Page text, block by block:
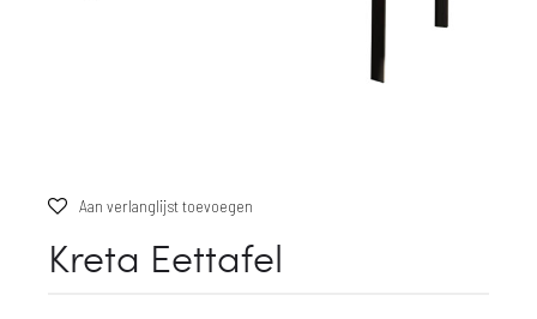
Aan verlanglijst toevoegen
Kreta Eettafel